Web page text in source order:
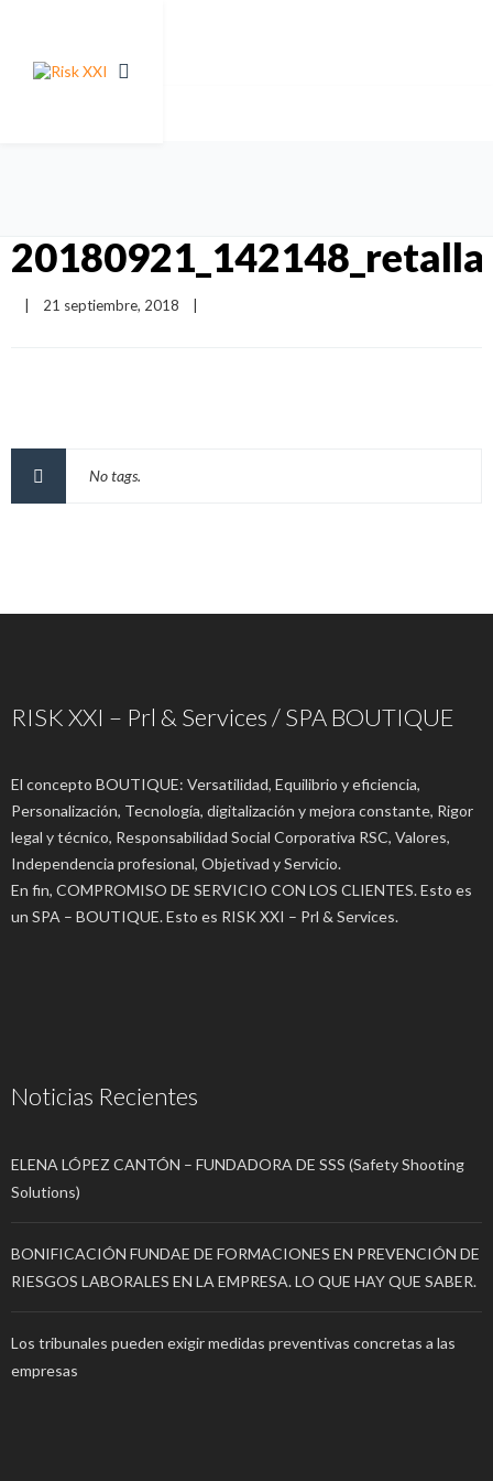
21 septiembre, 2018
No tags.
RISK XXI – Prl & Services / SPA BOUTIQUE
El concepto BOUTIQUE: Versatilidad, Equilibrio y eficiencia,
Personalización, Tecnología, digitalización y mejora constante, Rigor
legal y técnico, Responsabilidad Social Corporativa RSC, Valores,
Independencia profesional, Objetivad y Servicio.
En fin, COMPROMISO DE SERVICIO CON LOS CLIENTES. Esto es
un SPA – BOUTIQUE. Esto es RISK XXI – Prl & Services.
Noticias Recientes
ELENA LÓPEZ CANTÓN – FUNDADORA DE SSS (Safety Shooting
Solutions)
BONIFICACIÓN FUNDAE DE FORMACIONES EN PREVENCIÓN DE
RIESGOS LABORALES EN LA EMPRESA. LO QUE HAY QUE SABER.
Los tribunales pueden exigir medidas preventivas concretas a las
empresas